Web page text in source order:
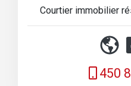
Courtier immobilier
450